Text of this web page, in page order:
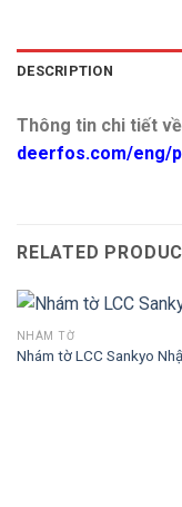
DESCRIPTION
Thông tin chi tiết
deerfos.com/eng/
RELATED
NHÁM TỜ
Nhám tờ LCC Sankyo